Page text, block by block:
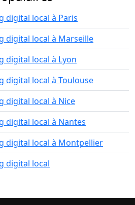
digital local à Paris
digital local à Marseille
digital local à Lyon
digital local à Toulouse
digital local à Nice
digital local à Nantes
digital local à Montpellier
digital local